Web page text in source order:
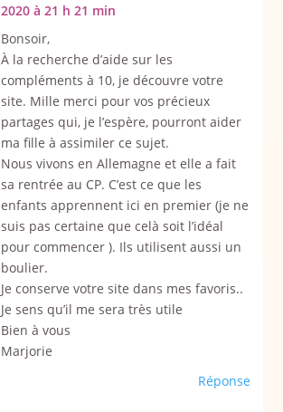
2020 à 21 h 21 min
Bonsoir,
À la recherche d’aide sur les
compléments à 10, je découvre votre
site. Mille merci pour vos précieux
partages qui, je l’espère, pourront aider
ma fille à assimiler ce sujet.
Nous vivons en Allemagne et elle a fait
sa rentrée au CP. C’est ce que les
enfants apprennent ici en premier (je ne
suis pas certaine que celà soit l’idéal
pour commencer ). Ils utilisent aussi un
boulier.
Je conserve votre site dans mes favoris..
Je sens qu’il me sera très utile
Bien à vous
Marjorie
Réponse